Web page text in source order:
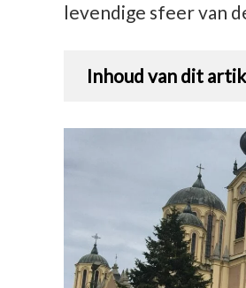
levendige sfeer van
Inhoud van dit